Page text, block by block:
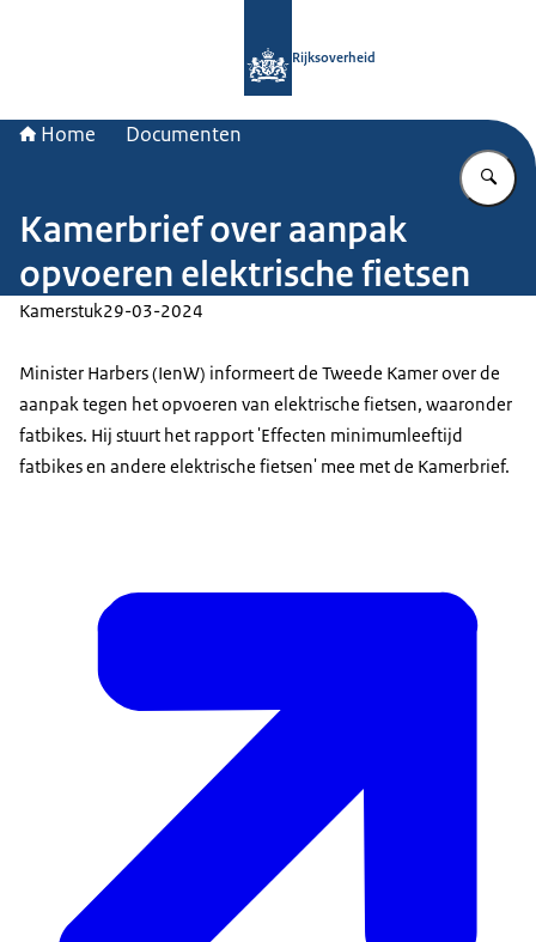
Rijksoverheid
Home Documenten
Kamerbrief over aanpak
opvoeren elektrische fietsen
Kamerstuk29-03-2024
Minister Harbers (IenW) informeert de Tweede Kamer over de
aanpak tegen het opvoeren van elektrische fietsen, waaronder
fatbikes. Hij stuurt het rapport 'Effecten minimumleeftijd
fatbikes en andere elektrische fietsen' mee met de Kamerbrief.